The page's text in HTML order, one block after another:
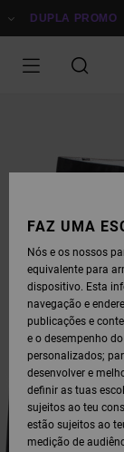
PARADUPLA PROMO
FAZ UMA
Nós e os nossos
equivalente para
dispositivo. Esta
navegação e
publicações e
e o desempenho
personalizados;
desenvolver e
definir as tuas
sujeitos ao teu
estão sujeitos ao
medição de